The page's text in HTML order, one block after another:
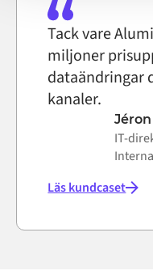
Tack vare
miljoner
dataändringar
kanaler.
IT-
Läs kundcaset